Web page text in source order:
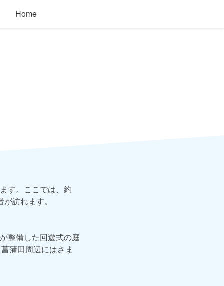
Home
す。ここでは、約
訪れます。
整備した回遊式の庭
蒲田周辺にはさま